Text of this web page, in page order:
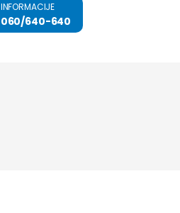
INFORMACIJE
060/640-640